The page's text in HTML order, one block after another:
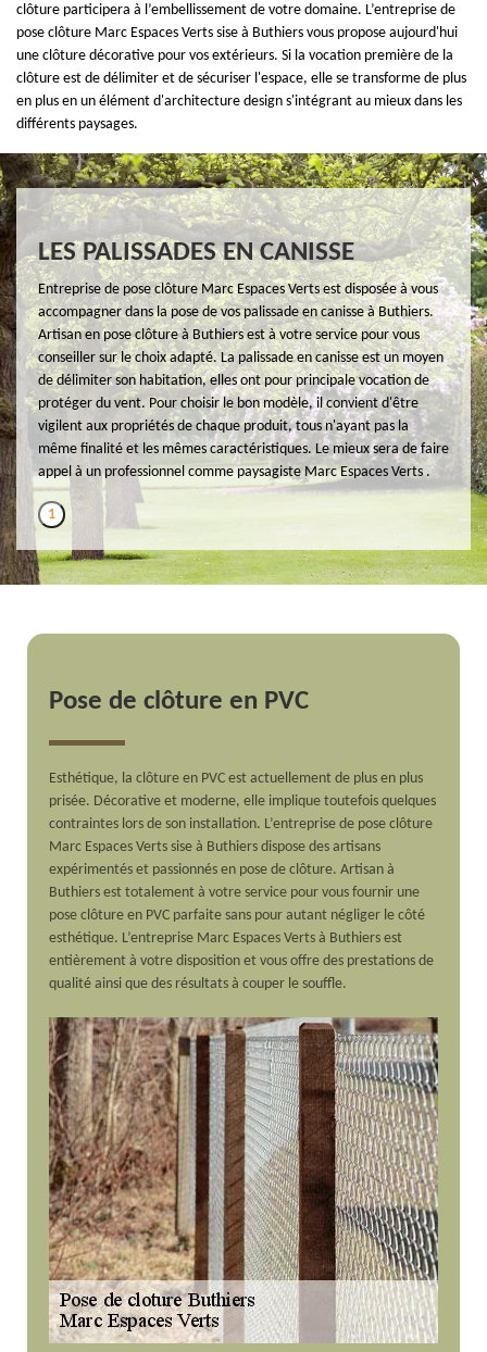
clôture participera à l’embellissement de votre domaine. L’entreprise de
pose clôture Marc Espaces Verts sise à Buthiers vous propose aujourd'hui
une clôture décorative pour vos extérieurs. Si la vocation première de la
clôture est de délimiter et de sécuriser l'espace, elle se transforme de plus
en plus en un élément d'architecture design s'intégrant au mieux dans les
différents paysages.
LES PALISSADES EN CANISSE
Entreprise de pose clôture Marc Espaces Verts est disposée à vous
accompagner dans la pose de vos palissade en canisse à Buthiers.
Artisan en pose clôture à Buthiers est à votre service pour vous
conseiller sur le choix adapté. La palissade en canisse est un moyen
de délimiter son habitation, elles ont pour principale vocation de
protéger du vent. Pour choisir le bon modèle, il convient d'être
vigilent aux propriétés de chaque produit, tous n'ayant pas la
même finalité et les mêmes caractéristiques. Le mieux sera de faire
appel à un professionnel comme paysagiste Marc Espaces Verts .
1
Pose de clôture en PVC
Esthétique, la clôture en PVC est actuellement de plus en plus
prisée. Décorative et moderne, elle implique toutefois quelques
contraintes lors de son installation. L’entreprise de pose clôture
Marc Espaces Verts sise à Buthiers dispose des artisans
expérimentés et passionnés en pose de clôture. Artisan à
Buthiers est totalement à votre service pour vous fournir une
pose clôture en PVC parfaite sans pour autant négliger le côté
esthétique. L’entreprise Marc Espaces Verts à Buthiers est
entièrement à votre disposition et vous offre des prestations de
qualité ainsi que des résultats à couper le souffle.